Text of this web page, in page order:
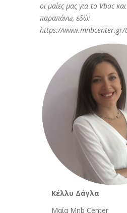
οι μαίες μας για το Vbac
παραπάνω, εδώ:
https://
Κέλλυ Δάγλα
Μαία Mnb Center